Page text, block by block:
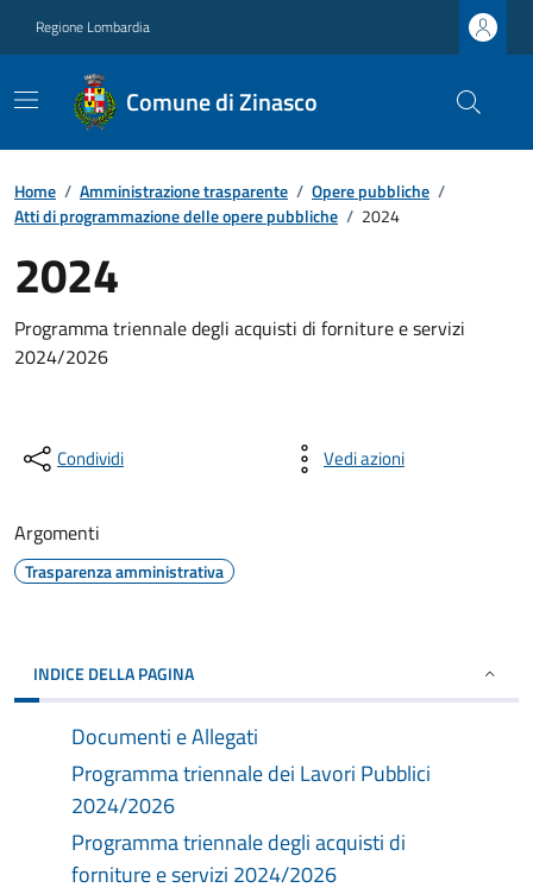
Regione Lombardia
Comune di Zinasco
Home / Amministrazione trasparente / Opere pubbliche /
Atti di programmazione delle opere pubbliche / 2024
2024
Programma triennale degli acquisti di forniture e servizi
2024/2026
Condividi Vedi azioni
Argomenti
Trasparenza amministrativa
INDICE DELLA PAGINA
Documenti e Allegati
Programma triennale dei Lavori Pubblici
2024/2026
Programma triennale degli acquisti di
forniture e servizi 2024/2026